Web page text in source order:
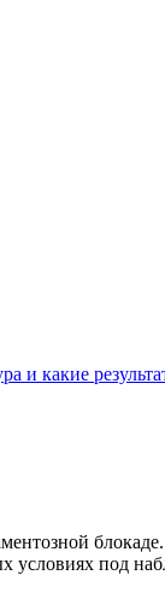
и какие
условиях под